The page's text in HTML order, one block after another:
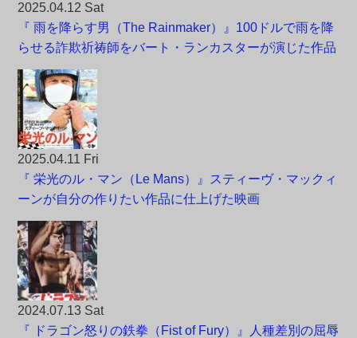
2025.04.12 Sat
『 雨を降らす男（The Rainmaker）』100ドルで雨を降
らせる詐欺祈祷師をバート・ランカスターが演じた作品
2025.04.11 Fri
『 栄光のル・マン（Le Mans）』スティーヴ・マックィ
ーンが自分の作りたい作品に仕上げた映画
2024.07.13 Sat
『 ドラゴン怒りの鉄拳（Fist of Fury）』人種差別の屈辱